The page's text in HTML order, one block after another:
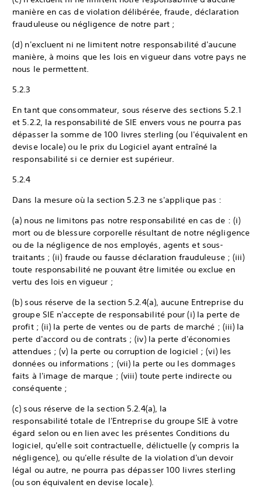
manière en cas de violation délibérée, fraude, déclaration
frauduleuse ou négligence de notre part ;
(d) n'excluent ni ne limitent notre responsabilité d'aucune
manière, à moins que les lois en vigueur dans votre pays ne
nous le permettent.
5.2.3
En tant que consommateur, sous réserve des sections 5.2.1
et 5.2.2, la responsabilité de SIE envers vous ne pourra pas
dépasser la somme de 100 livres sterling (ou l'équivalent en
devise locale) ou le prix du Logiciel ayant entraîné la
responsabilité si ce dernier est supérieur.
5.2.4
Dans la mesure où la section 5.2.3 ne s'applique pas :
(a) nous ne limitons pas notre responsabilité en cas de : (i)
mort ou de blessure corporelle résultant de notre négligence
ou de la négligence de nos employés, agents et sous-
traitants ; (ii) fraude ou fausse déclaration frauduleuse ; (iii)
toute responsabilité ne pouvant être limitée ou exclue en
vertu des lois en vigueur ;
(b) sous réserve de la section 5.2.4(a), aucune Entreprise du
groupe SIE n'accepte de responsabilité pour (i) la perte de
profit ; (ii) la perte de ventes ou de parts de marché ; (iii) la
perte d'accord ou de contrats ; (iv) la perte d'économies
attendues ; (v) la perte ou corruption de logiciel ; (vi) les
données ou informations ; (vii) la perte ou les dommages
faits à l'image de marque ; (viii) toute perte indirecte ou
conséquente ;
(c) sous réserve de la section 5.2.4(a), la
responsabilité totale de l'Entreprise du groupe SIE à votre
égard selon ou en lien avec les présentes Conditions du
logiciel, qu'elle soit contractuelle, délictuelle (y compris la
négligence), ou qu'elle résulte de la violation d'un devoir
légal ou autre, ne pourra pas dépasser 100 livres sterling
(ou son équivalent en devise locale).